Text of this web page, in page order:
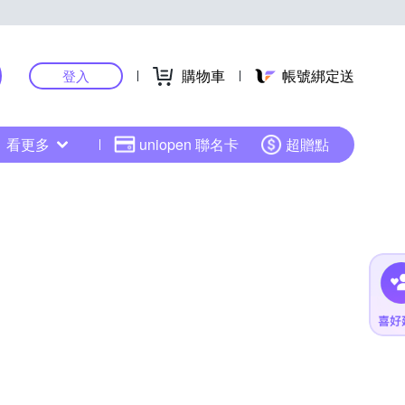
登入 購物車 帳號綁定送
看更多 uniopen 聯名卡 超贈點